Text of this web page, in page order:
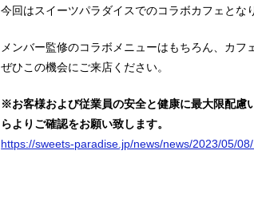
今回はスイーツパラダイスでのコラボカフェとな
メンバー監修のコラボメニューはもちろん、カ
ぜひこの機会にご来店ください。
※お客様および従業員の安全と健康に最大限配慮
らよりご確認をお願い致します。
https://sweets-paradise.jp/news/news/2023/05/